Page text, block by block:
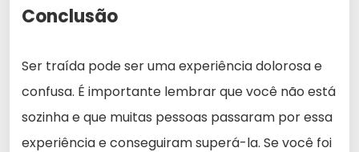
Conclusão
Ser traída pode ser uma experiência dolorosa e
confusa. É importante lembrar que você não está
sozinha e que muitas pessoas passaram por essa
experiência e conseguiram superá-la. Se você foi